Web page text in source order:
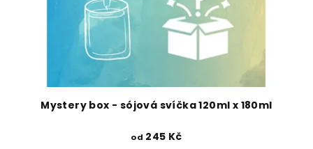
Mystery box - sójová svíčka 120ml x 180ml
od 245 Kč